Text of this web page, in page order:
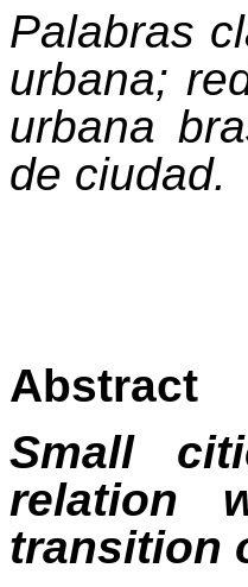
Palabras
urbana;
urbana
de ciudad.
Abstract
Small
relation
transition